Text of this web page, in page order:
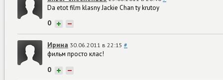
Da etot film klasny Jackie Chan ty krutoy
0 + −
Ирина 30.06.2011 в 22:15 #
фильм просто клас!
0 + −